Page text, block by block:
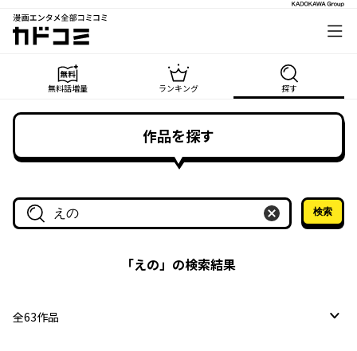
漫画エンタメ全部コミコミ
カドコミ
無料話増量 ランキング 探す
作品を探す
作品名・作家名で探す
検索
「えの」の検索結果
全63作品